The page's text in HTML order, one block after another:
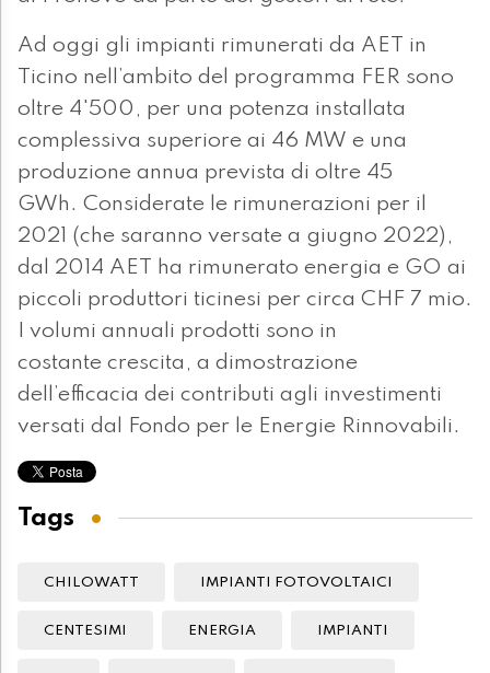
Ad oggi gli impianti rimunerati da AET in
Ticino nell’ambito del programma FER sono
oltre 4'500, per una potenza installata
complessiva superiore ai 46 MW e una
produzione annua prevista di oltre 45
GWh. Considerate le rimunerazioni per il
2021 (che saranno versate a giugno 2022),
dal 2014 AET ha rimunerato energia e GO ai
piccoli produttori ticinesi per circa CHF 7 mio.
I volumi annuali prodotti sono in
costante crescita, a dimostrazione
dell’efficacia dei contributi agli investimenti
versati dal Fondo per le Energie Rinnovabili.
Tags
CHILOWATT IMPIANTI FOTOVOLTAICI
CENTESIMI ENERGIA IMPIANTI